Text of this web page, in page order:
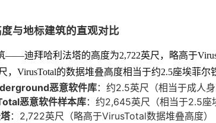
与地标建筑的直观对比
——迪拜哈利法塔的高度为2,722英尺，略高于
，VirusTotal的数据堆叠高度相当于约2.5座埃菲尔
恶意软件库：约2.5英尺（相当于成人身
恶意软件样本库：约2,645英尺（相当于2.5座
：2,722英尺（略高于VirusTotal数据堆叠高度）